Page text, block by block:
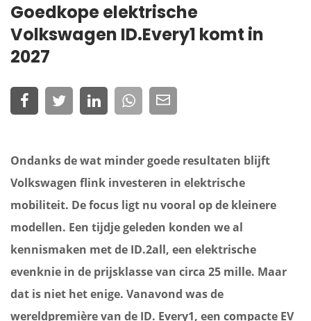
Goedkope elektrische
Volkswagen ID.Every1 komt in
2027
Ondanks de wat minder goede resultaten blijft
Volkswagen flink investeren in elektrische
mobiliteit. De focus ligt nu vooral op de kleinere
modellen. Een tijdje geleden konden we al
kennismaken met de ID.2all, een elektrische
evenknie in de prijsklasse van circa 25 mille. Maar
dat is niet het enige. Vanavond was de
wereldpremière van de ID. Every1, een compacte EV